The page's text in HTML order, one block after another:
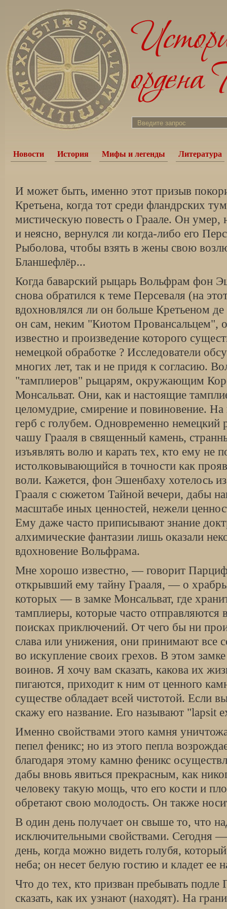
Новости История Мифы и легенды Литература
И может быть, именно этот призыв
Кретьена, когда тот среди фландрских
мистическую повесть о Граале. Он умер,
и неясно, вернулся ли когда-либо его
Рыболова, чтобы взять в жены свою
Бланшефлёр...
Когда баварский рыцарь Вольфрам фон
снова обратился к теме Персеваля (на
вдохновлялся ли он больше Кретьеном
он сам, неким "Киотом Провансальцем",
известно и произведение которого
немецкой обработке ? Исследователи
многих лет, так и не придя к согласию.
"тамплиеров" рыцарям, окружающим
Монсальват. Они, как и настоящие
целомудрие, смирение и повиновение.
герб с голубем. Одновременно немецкий
чашу Грааля в священный камень,
изъявлять волю и карать тех, кто ему не
истолковывающийся в точности как
воли. Кажется, фон Эшенбаху хотелось
Грааля с сюжетом Тайной вечери, дабы
масштабе иных ценностей, нежели
Ему даже часто приписывают знание
алхимические фантазии лишь оказали
вдохновение Вольфрама.
Мне хорошо известно, — говорит
открывший ему тайну Грааля, — о
которых — в замке Монсальват, где
тамплиеры, которые часто отправляются
поисках приключений. От чего бы ни
слава или унижения, они принимают все
во искупление своих грехов. В этом
воинов. Я хочу вам сказать, какова их
пигаются, приходит к ним от ценного
существе обладает всей чистотой. Если
скажу его название. Его называют "lapsit
Именно свойствами этого камня
пепел феникс; но из этого пепла
благодаря этому камню феникс
дабы вновь явиться прекрасным, как
человеку такую мощь, что его кости и
обретают свою молодость. Он также
В один день получает он свыше то, что
исключительными свойствами. Сегодня
день, когда можно видеть голубя,
неба; он несет белую гостию и кладет ее
Что до тех, кто призван пребывать подле
сказать, как их узнают (находят). На